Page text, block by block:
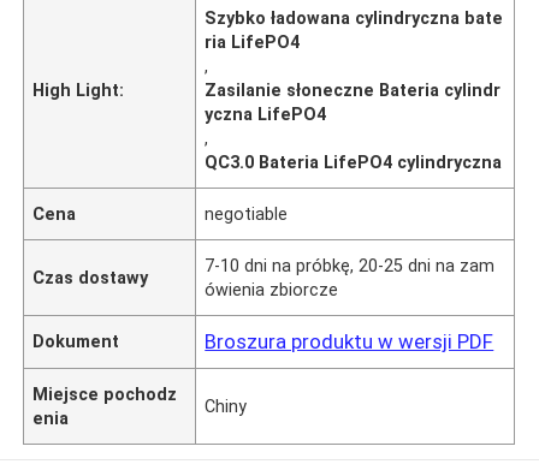
High Light:
Szybko ładowana cylindryczna bate
ria LifePO4
,
Zasilanie słoneczne Bateria cylindr
yczna LifePO4
,
QC3.0 Bateria LifePO4 cylindryczna
Cena negotiable
Czas dostawy
7-10 dni na próbkę, 20-25 dni na zam
ówienia zbiorcze
Dokument Broszura produktu w wersji PDF
Miejsce pochodz
enia
Chiny